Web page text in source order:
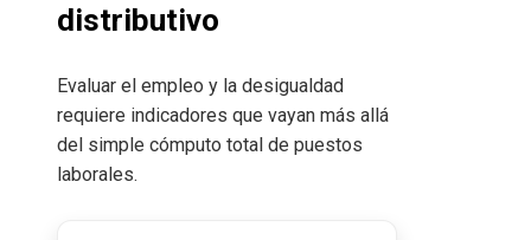
distributivo
Evaluar el empleo y la desigualdad
requiere indicadores que vayan más allá
del simple cómputo total de puestos
laborales.